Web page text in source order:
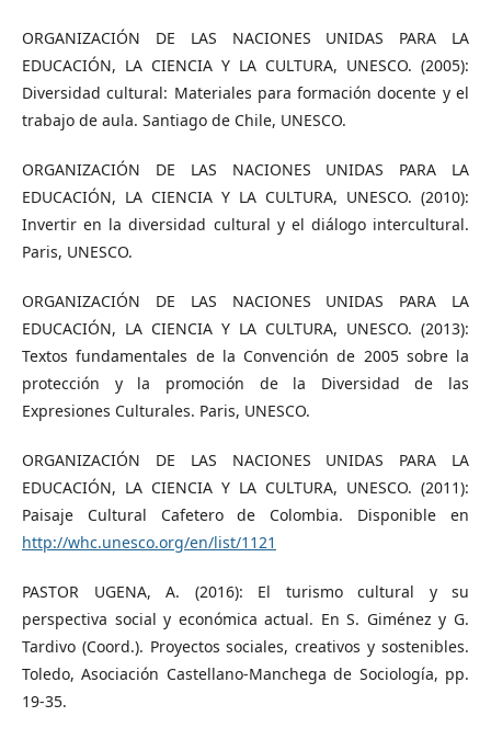
ORGANIZACIÓN DE LAS NACIONES UNIDAS PARA LA
EDUCACIÓN, LA CIENCIA Y LA CULTURA, UNESCO. (2005):
Diversidad cultural: Materiales para formación docente y el
trabajo de aula. Santiago de Chile, UNESCO.
ORGANIZACIÓN DE LAS NACIONES UNIDAS PARA LA
EDUCACIÓN, LA CIENCIA Y LA CULTURA, UNESCO. (2010):
Invertir en la diversidad cultural y el diálogo intercultural.
Paris, UNESCO.
ORGANIZACIÓN DE LAS NACIONES UNIDAS PARA LA
EDUCACIÓN, LA CIENCIA Y LA CULTURA, UNESCO. (2013):
Textos fundamentales de la Convención de 2005 sobre la
protección y la promoción de la Diversidad de las
Expresiones Culturales. Paris, UNESCO.
ORGANIZACIÓN DE LAS NACIONES UNIDAS PARA LA
EDUCACIÓN, LA CIENCIA Y LA CULTURA, UNESCO. (2011):
Paisaje Cultural Cafetero de Colombia. Disponible en
http://whc.unesco.org/en/list/1121
PASTOR UGENA, A. (2016): El turismo cultural y su
perspectiva social y económica actual. En S. Giménez y G.
Tardivo (Coord.). Proyectos sociales, creativos y sostenibles.
Toledo, Asociación Castellano-Manchega de Sociología, pp.
19-35.